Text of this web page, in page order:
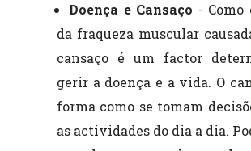
Doença e Cansaço - Como
da fraqueza muscular
cansaço é um factor
gerir a doença e a vida. O
forma como se tomam
as actividades do dia a dia.